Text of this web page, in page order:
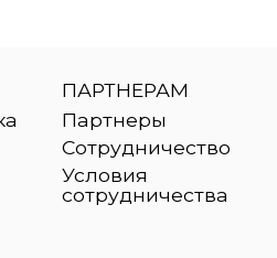
ПАРТНЕРАМ
Партнеры
Сотрудничество
Условия
сотрудничества